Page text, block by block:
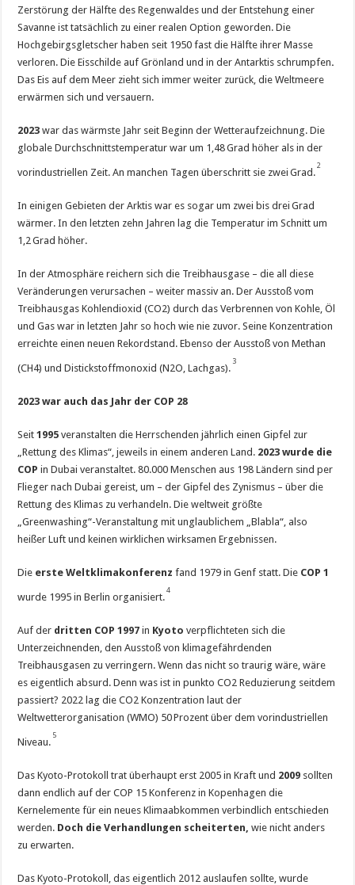
Zerstörung der Hälfte des Regenwaldes und der Entstehung einer
Savanne ist tatsächlich zu einer realen Option geworden. Die
Hochgebirgsgletscher haben seit 1950 fast die Hälfte ihrer Masse
verloren. Die Eisschilde auf Grönland und in der Antarktis schrumpfen.
Das Eis auf dem Meer zieht sich immer weiter zurück, die Weltmeere
erwärmen sich und versauern.
2023 war das wärmste Jahr seit Beginn der Wetteraufzeichnung. Die
globale Durchschnittstemperatur war um 1,48 Grad höher als in der
vorindustriellen Zeit. An manchen Tagen überschritt sie zwei Grad.
2
In einigen Gebieten der Arktis war es sogar um zwei bis drei Grad
wärmer. In den letzten zehn Jahren lag die Temperatur im Schnitt um
1,2 Grad höher.
In der Atmosphäre reichern sich die Treibhausgase – die all diese
Veränderungen verursachen – weiter massiv an. Der Ausstoß vom
Treibhausgas Kohlendioxid (CO2) durch das Verbrennen von Kohle, Öl
und Gas war in letzten Jahr so hoch wie nie zuvor. Seine Konzentration
erreichte einen neuen Rekordstand. Ebenso der Ausstoß von Methan
(CH4) und Distickstoffmonoxid (N2O, Lachgas).
3
2023 war auch das Jahr der COP 28
Seit1995 veranstalten die Herrschenden jährlich einen Gipfel zur
„Rettung des Klimas“, jeweils in einem anderen Land. 2023 wurde die
COPin Dubai veranstaltet. 80.000 Menschen aus 198 Ländern sind per
Flieger nach Dubai gereist, um – der Gipfel des Zynismus – über die
Rettung des Klimas zu verhandeln. Die weltweit größte
„Greenwashing“-Veranstaltung mit unglaublichem „Blabla“, also
heißer Luft und keinen wirklichen wirksamen Ergebnissen.
Die erste Weltklimakonferenz fand 1979 in Genf statt. Die COP 1
wurde 1995 in Berlin organisiert.
4
Auf der dritten COP 1997 in Kyoto verpflichteten sich die
Unterzeichnenden, den Ausstoß von klimagefährdenden
Treibhausgasen zu verringern. Wenn das nicht so traurig wäre, wäre
es eigentlich absurd. Denn was ist in punkto CO2 Reduzierung seitdem
passiert? 2022 lag die CO2 Konzentration laut der
Weltwetterorganisation (WMO) 50 Prozent über dem vorindustriellen
Niveau.
5
Das Kyoto-Protokoll trat überhaupt erst 2005 in Kraft und 2009 sollten
dann endlich auf der COP 15 Konferenz in Kopenhagen die
Kernelemente für ein neues Klimaabkommen verbindlich entschieden
werden. Doch die Verhandlungen scheiterten,wie nicht anders
zu erwarten.
Das Kyoto-Protokoll, das eigentlich 2012 auslaufen sollte, wurde